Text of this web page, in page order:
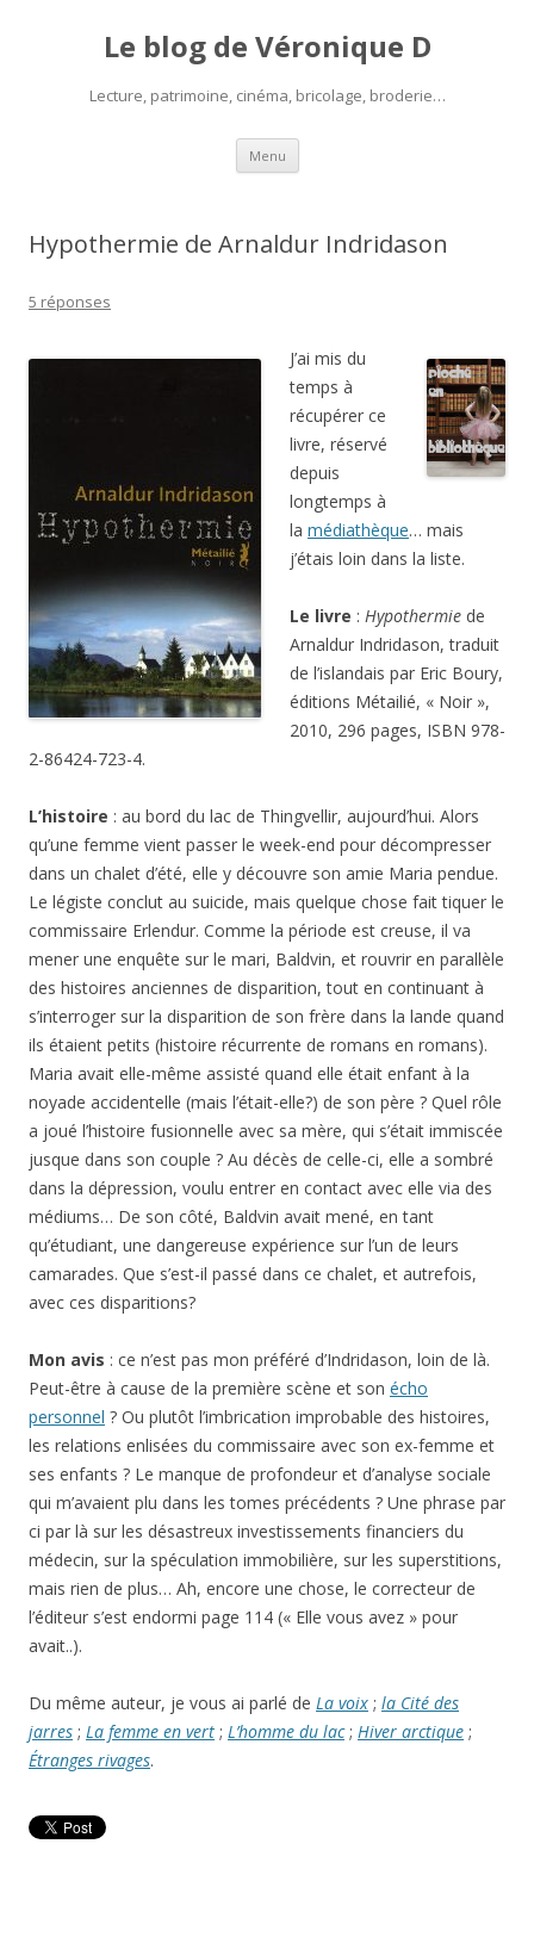
Le blog de Véronique D
Lecture, patrimoine, cinéma, bricolage, broderie…
Menu Aller
contenu
Hypothermie de Arnaldur Indridason
5 réponses
J’ai mis du
temps à
récupérer ce
livre, réservé
depuis
longtemps à
la médiathèque… mais
j’étais loin dans la liste.
Le livre : Hypothermie de
Arnaldur Indridason, traduit
de l’islandais par Eric Boury,
éditions Métailié, « Noir »,
2010, 296 pages, ISBN 978-
2-86424-723-4.
L’histoire : au bord du lac de Thingvellir, aujourd’hui. Alors
qu’une femme vient passer le week-end pour décompresser
dans un chalet d’été, elle y découvre son amie Maria pendue.
Le légiste conclut au suicide, mais quelque chose fait tiquer le
commissaire Erlendur. Comme la période est creuse, il va
mener une enquête sur le mari, Baldvin, et rouvrir en parallèle
des histoires anciennes de disparition, tout en continuant à
s’interroger sur la disparition de son frère dans la lande quand
ils étaient petits (histoire récurrente de romans en romans).
Maria avait elle-même assisté quand elle était enfant à la
noyade accidentelle (mais l’était-elle?) de son père ? Quel rôle
a joué l’histoire fusionnelle avec sa mère, qui s’était immiscée
jusque dans son couple ? Au décès de celle-ci, elle a sombré
dans la dépression, voulu entrer en contact avec elle via des
médiums… De son côté, Baldvin avait mené, en tant
qu’étudiant, une dangereuse expérience sur l’un de leurs
camarades. Que s’est-il passé dans ce chalet, et autrefois,
avec ces disparitions?
Mon avis : ce n’est pas mon préféré d’Indridason, loin de là.
Peut-être à cause de la première scène et son écho
personnel ? Ou plutôt l’imbrication improbable des histoires,
les relations enlisées du commissaire avec son ex-femme et
ses enfants ? Le manque de profondeur et d’analyse sociale
qui m’avaient plu dans les tomes précédents ? Une phrase par
ci par là sur les désastreux investissements financiers du
médecin, sur la spéculation immobilière, sur les superstitions,
mais rien de plus… Ah, encore une chose, le correcteur de
l’éditeur s’est endormi page 114 (« Elle vous avez » pour
avait..).
Du même auteur, je vous ai parlé de La voix ; la Cité des
jarres ; La femme en vert ; L’homme du lac; Hiver arctique ;
Étranges rivages.